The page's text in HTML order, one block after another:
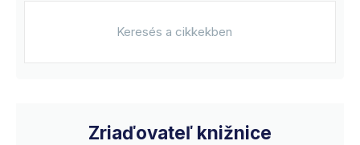
Zriaďovateľ knižnice